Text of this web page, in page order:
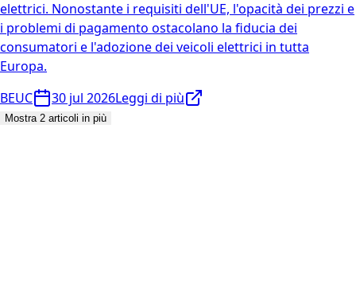
elettrici. Nonostante i requisiti dell'UE, l'opacità dei prezzi e
i problemi di pagamento ostacolano la fiducia dei
consumatori e l'adozione dei veicoli elettrici in tutta
Europa.
BEUC
30 jul 2026Leggi di più
Mostra 2 articoli in più